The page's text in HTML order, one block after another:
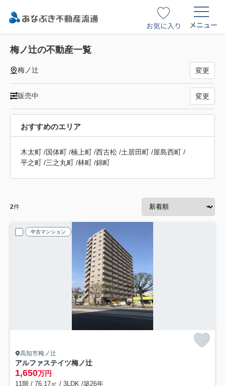
お気に入り メニュー
梅ノ辻の不動産一覧
梅ノ辻 変更
販売中 変更
おすすめのエリア
木太町 /国体町 /楠上町 /西古松 /土居田町 /屋島西町 /
平之町 /三之丸町 /林町 /錦町
2件
中古マンション
高知市梅ノ辻
アルファステイツ梅ノ辻
1,650万円
11階 / 76.17㎡ / 3LDK /築26年